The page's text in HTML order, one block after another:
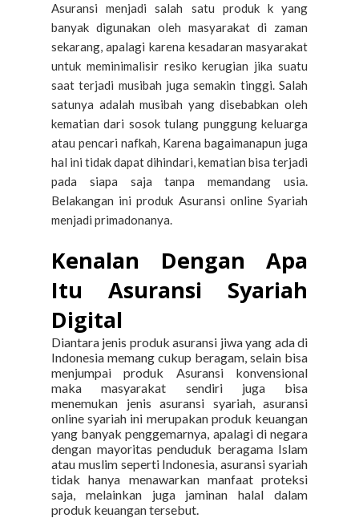
Asuransi menjadi salah satu produk k yang
banyak digunakan oleh masyarakat di zaman
sekarang, apalagi karena kesadaran masyarakat
untuk meminimalisir resiko kerugian jika suatu
saat terjadi musibah juga semakin tinggi. Salah
satunya adalah musibah yang disebabkan oleh
kematian dari sosok tulang punggung keluarga
atau pencari nafkah, Karena bagaimanapun juga
hal ini tidak dapat dihindari, kematian bisa terjadi
pada siapa saja tanpa memandang usia.
Belakangan ini produk Asuransi online Syariah
menjadi primadonanya.
Kenalan Dengan Apa
Itu Asuransi Syariah
Digital
Diantara jenis produk asuransi jiwa yang ada di
Indonesia memang cukup beragam, selain bisa
menjumpai produk Asuransi konvensional
maka masyarakat sendiri juga bisa
menemukan jenis asuransi syariah, asuransi
online syariah ini merupakan produk keuangan
yang banyak penggemarnya, apalagi di negara
dengan mayoritas penduduk beragama Islam
atau muslim seperti Indonesia, asuransi syariah
tidak hanya menawarkan manfaat proteksi
saja, melainkan juga jaminan halal dalam
produk keuangan tersebut.